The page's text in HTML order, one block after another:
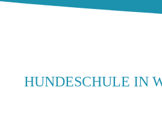
HUNDESCHULE IN